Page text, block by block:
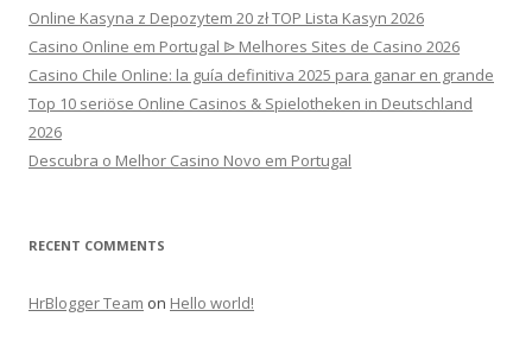
Online Kasyna z Depozytem 20 zł TOP Lista Kasyn 2026
Casino Online em Portugal ᐉ Melhores Sites de Casino 2026
Casino Chile Online: la guía definitiva 2025 para ganar en grande
Top 10 seriöse Online Casinos & Spielotheken in Deutschland
2026
Descubra o Melhor Casino Novo em Portugal
RECENT COMMENTS
HrBlogger Team on Hello world!